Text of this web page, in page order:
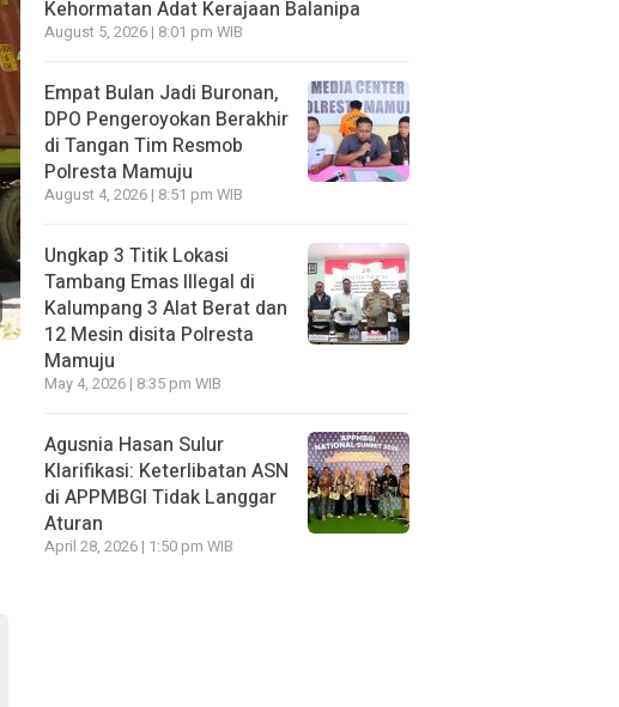
Kehormatan Adat Kerajaan Balanipa
August 5, 2026 | 8:01 pm WIB
Empat Bulan Jadi Buronan,
DPO Pengeroyokan Berakhir
di Tangan Tim Resmob
Polresta Mamuju
August 4, 2026 | 8:51 pm WIB
Ungkap 3 Titik Lokasi
Tambang Emas Illegal di
Kalumpang 3 Alat Berat dan
12 Mesin disita Polresta
Mamuju
May 4, 2026 | 8:35 pm WIB
Agusnia Hasan Sulur
Klarifikasi: Keterlibatan ASN
di APPMBGI Tidak Langgar
Aturan
April 28, 2026 | 1:50 pm WIB